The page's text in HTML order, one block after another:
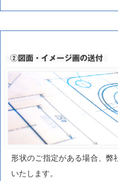
②図面・イメージ画の送付
形状のご指定がある場合、弊
いたします。